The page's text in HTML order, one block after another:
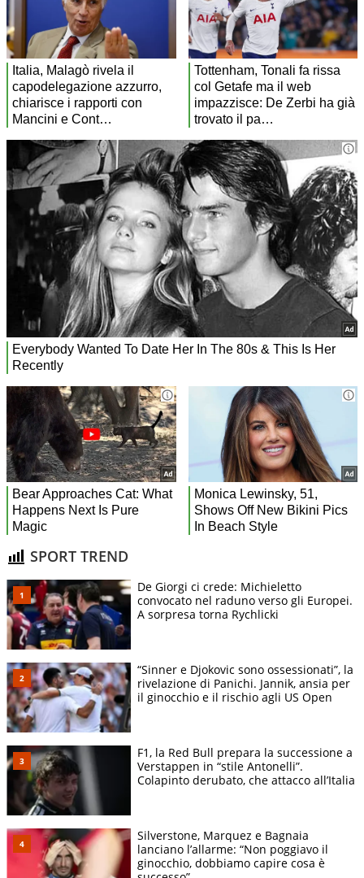
SPORT TREND
De Giorgi ci crede: Michieletto
convocato nel raduno verso gli Europei.
A sorpresa torna Rychlicki
“Sinner e Djokovic sono ossessionati”, la
rivelazione di Panichi. Jannik, ansia per
il ginocchio e il rischio agli US Open
F1, la Red Bull prepara la successione a
Verstappen in “stile Antonelli”.
Colapinto derubato, che attacco all’Italia
Silverstone, Marquez e Bagnaia
lanciano l’allarme: “Non poggiavo il
ginocchio, dobbiamo capire cosa è